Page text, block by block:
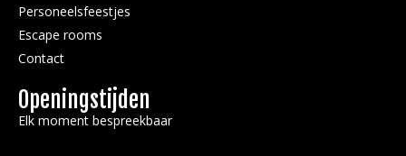
Personeelsfeestjes
Escape rooms
Contact
Openingstijden
Elk moment bespreekbaar